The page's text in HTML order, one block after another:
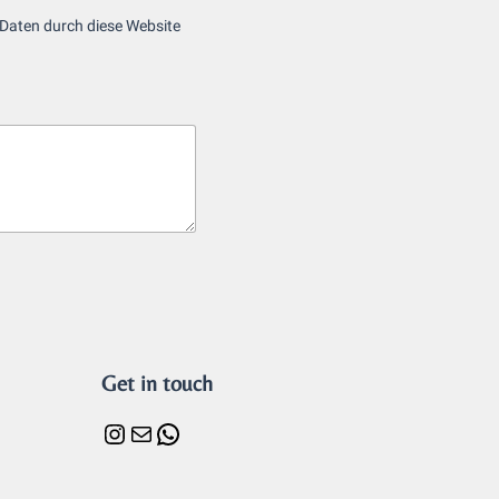
durch diese Website
Get in touch